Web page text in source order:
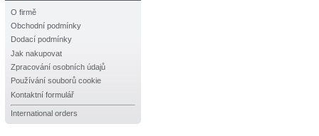
O firmě
Obchodní podmínky
Dodací podmínky
Jak nakupovat
Zpracování osobních údajů
Používání souborů cookie
Kontaktní formulář
International orders